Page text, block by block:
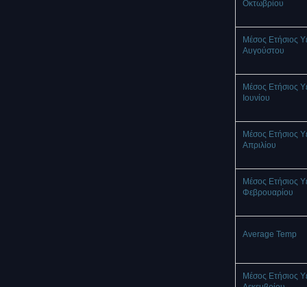
Οκτωβρίου
Μέσος Ετήσιος
Αυγούστου
Μέσος Ετήσιος
Ιουνίου
Μέσος Ετήσιος
Απριλίου
Μέσος Ετήσιος
Φεβρουαρίου
Average Temp
Μέσος Ετήσιος